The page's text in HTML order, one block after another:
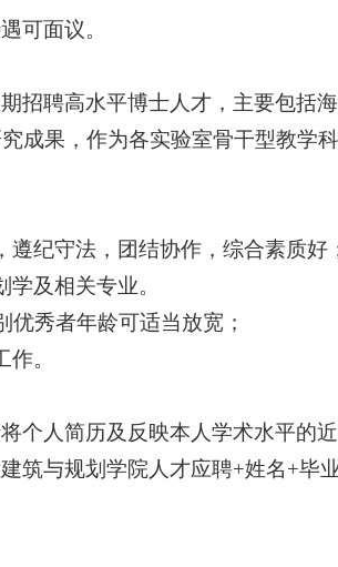
可面议。
招聘高水平博士人才，主要包括
成果，作为各实验室骨干型教学
纪守法，团结协作，综合素质好
及相关专业。
秀者年龄可适当放宽；
。
个人简历及反映本人学术水平的
筑与规划学院人才应聘+姓名+毕业